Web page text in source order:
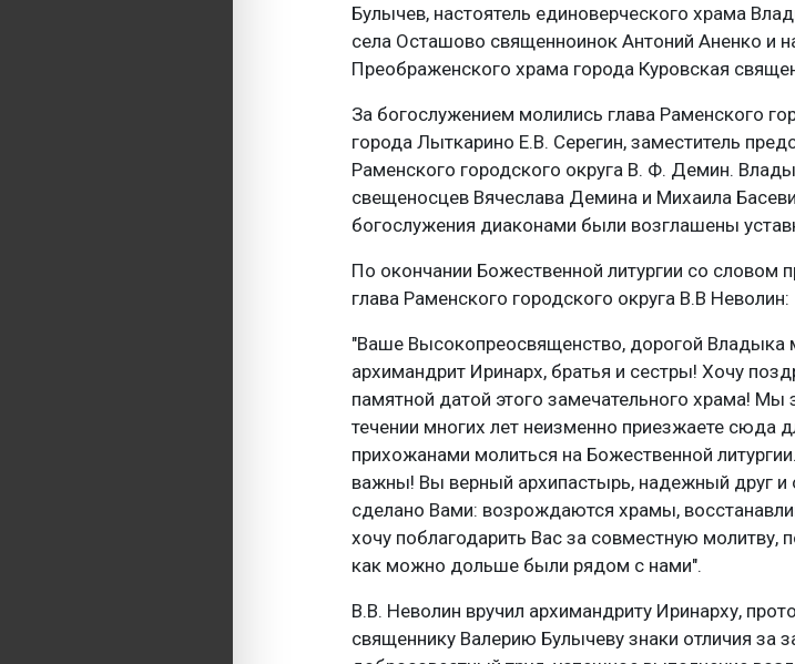
Булычев, настоятель единоверческого храма
села Осташово священноинок Антоний Аненко и
Преображенского храма города Куровская
За богослужением молились глава Раменского
города Лыткарино Е.В. Серегин, заместитель
Раменского городского округа В. Ф. Демин.
свещеносцев Вячеслава Демина и Михаила
богослужения диаконами были возглашены
По окончании Божественной литургии со словом
глава Раменского городского округа В.В Неволин:
"Ваше Высокопреосвященство, дорогой Владыка
архимандрит Иринарх, братья и сестры! Хочу
памятной датой этого замечательного храма! Мы
течении многих лет неизменно приезжаете сюда
прихожанами молиться на Божественной
важны! Вы верный архипастырь, надежный друг
сделано Вами: возрождаются храмы,
хочу поблагодарить Вас за совместную
как можно дольше были рядом с нами".
В.В. Неволин вручил архимандриту Иринарху,
священнику Валерию Булычеву знаки отличия за